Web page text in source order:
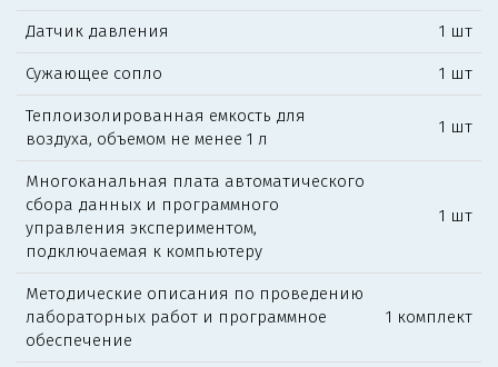
Датчик давления 1 шт
Сужающее сопло 1 шт
Теплоизолированная емкость для
воздуха, объемом не менее 1 л
1 шт
Многоканальная плата автоматического
сбора данных и программного
управления экспериментом,
подключаемая к компьютеру
1 шт
Методические описания по проведению
лабораторных работ и программное
обеспечение
1 комплект